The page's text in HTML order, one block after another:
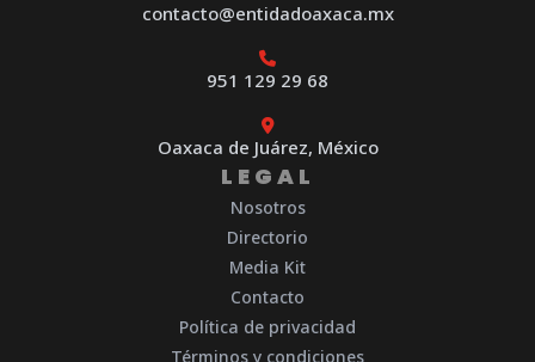
contacto@entidadoaxaca.mx
951 129 29 68
Oaxaca de Juárez, México
LEGAL
Nosotros
Directorio
Media Kit
Contacto
Política de privacidad
Términos y condiciones